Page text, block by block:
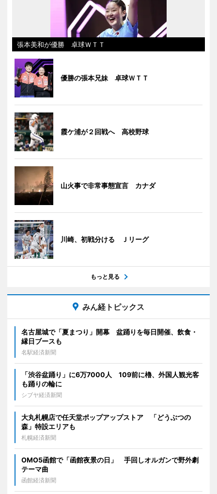
張本美和が優勝 卓球ＷＴＴ
優勝の張本兄妹 卓球ＷＴＴ
霞ケ浦が２回戦へ 高校野球
山火事で非常事態宣言 カナダ
川崎、初戦分ける Ｊリーグ
もっと見る
みん経トピックス
名古屋城で「夏まつり」開幕 盆踊りを毎日開催、飲食・
縁日ブースも
名駅経済新聞
「渋谷盆踊り」に6万7000人 109前に櫓、外国人観光客
も踊りの輪に
シブヤ経済新聞
大丸札幌店で任天堂ポップアップストア 「どうぶつの
森」特設エリアも
札幌経済新聞
OMO5函館で「函館夜景の日」 手回しオルガンで野外劇
テーマ曲
函館経済新聞